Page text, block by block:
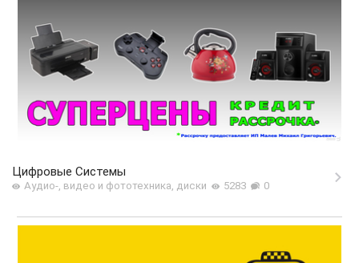
Цифровые Системы
Аудио-, видео и фототехника, диски 5283 0